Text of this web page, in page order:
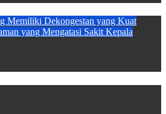
Memiliki Dekongestan yang Kuat
yang Mengatasi Sakit Kepala